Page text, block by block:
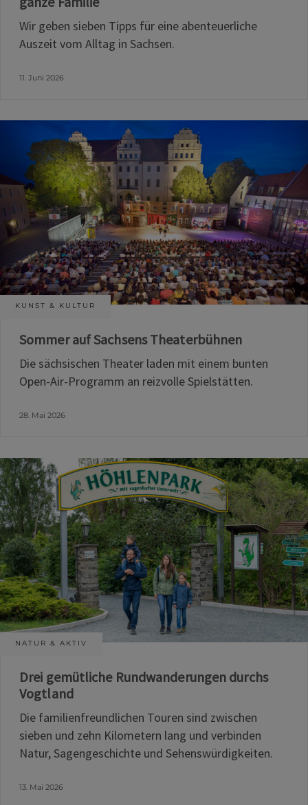
Wir geben sieben Tipps für eine abenteuerliche
Auszeit vom Alltag in Sachsen.
11. Juni 2026
KUNST & KULTUR
Sommer auf Sachsens Theaterbühnen
Die sächsischen Theater laden mit einem bunten
Open-Air-Programm an reizvolle Spielstätten.
28. Mai 2026
NATUR & AKTIV
Drei gemütliche Rundwanderungen durchs
Vogtland
Die familienfreundlichen Touren sind zwischen
sieben und zehn Kilometern lang und verbinden
Natur, Sagengeschichte und Sehenswürdigkeiten.
13. Mai 2026